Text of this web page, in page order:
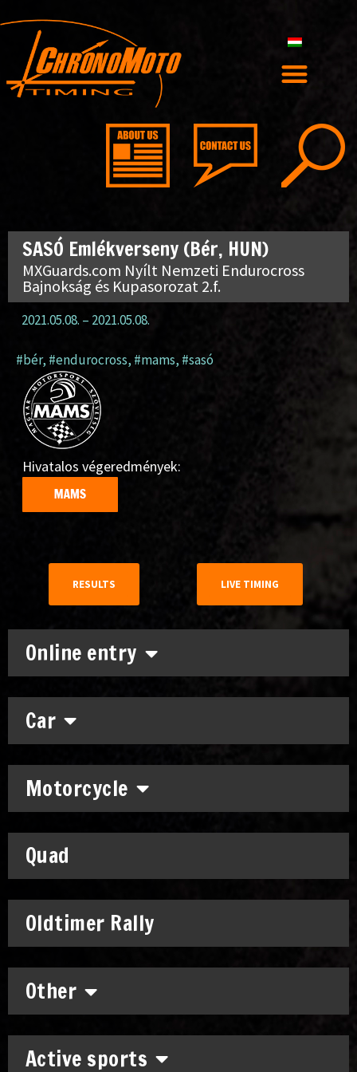
Online entry
Car
Motorcycle
Quad
Oldtimer Rally
Other
Active sports
SASÓ Emlékverseny (Bér, HUN)
MXGuards.com Nyílt Nemzeti Endurocross
Bajnokság és Kupasorozat 2.f.
2021.05.08. – 2021.05.08.
#bér, #endurocross, #mams, #sasó
Hivatalos végeredmények:
RESULTS LIVE TIMING